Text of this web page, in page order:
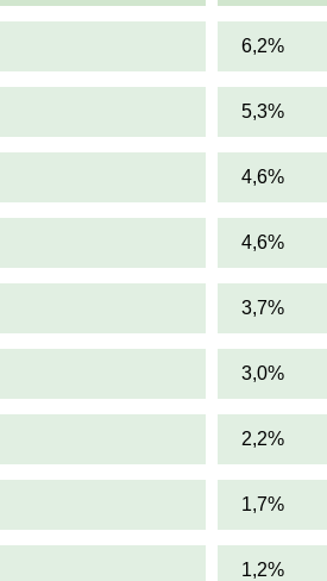
6,2%
5,3%
4,6%
4,6%
3,7%
3,0%
2,2%
1,7%
1,2%